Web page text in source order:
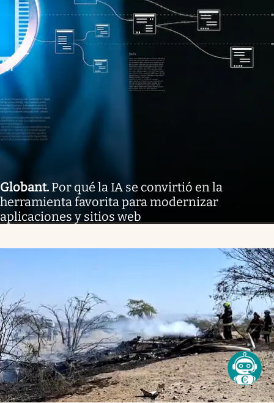
Globant. Por qué la IA se convirtió en la
herramienta favorita para modernizar
aplicaciones y sitios web